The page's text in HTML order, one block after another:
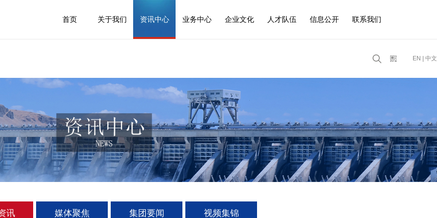
首页 关于我们 资讯中心 业务中心 企业文化 人才队伍 信息公开 联系我们
EN 中文
讯 媒体聚焦 集团要闻 视频集锦